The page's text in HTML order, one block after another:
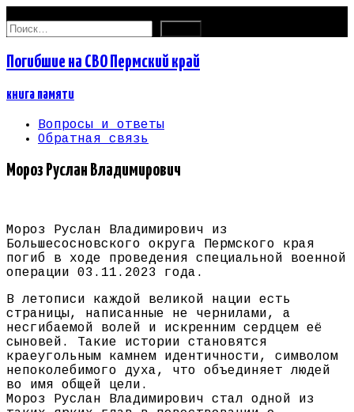
Найти:
Погибшие на СВО Пермский край
книга памяти
Вопросы и ответы
Обратная связь
Мороз Руслан Владимирович
Мороз Руслан Владимирович из
Большесосновского округа Пермского края
погиб в ходе проведения специальной военной
операции 03.11.2023 года.
В летописи каждой великой нации есть
страницы, написанные не чернилами, а
несгибаемой волей и искренним сердцем её
сыновей. Такие истории становятся
краеугольным камнем идентичности, символом
непоколебимого духа, что объединяет людей
во имя общей цели.
Мороз Руслан Владимирович стал одной из